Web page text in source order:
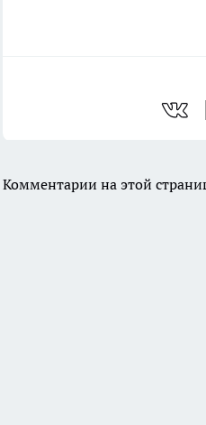
Комментарии на этой